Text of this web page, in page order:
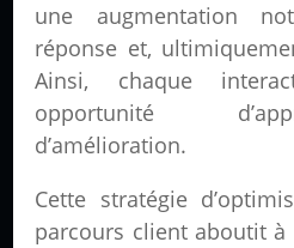
une augmentation
réponse et,
Ainsi, chaque
opportunité
d’amélioration.
Cette stratégie
parcours client aboutit à